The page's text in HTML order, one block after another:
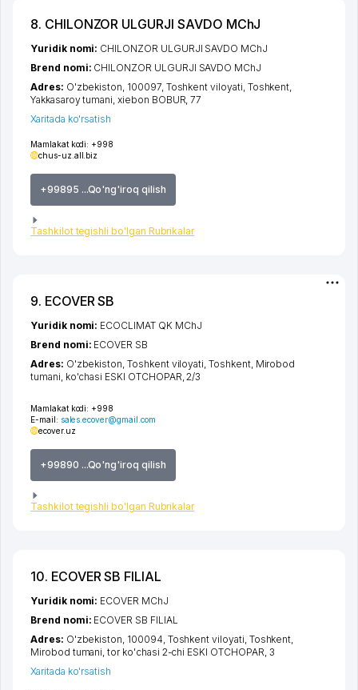
8. CHILONZOR ULGURJI SAVDO MChJ
Mamlakat kodi: +998
chus-uz.all.biz
+99895 ...Qo'ng'iroq qilish
Tashkilot tegishli bo'lgan Rubrikalar
Yuridik nomi: CHILONZOR ULGURJI SAVDO MChJ
Brend nomi: CHILONZOR ULGURJI SAVDO MChJ
Adres: O'zbekiston, 100097, Toshkent viloyati Toshkent
Yakkasaroy tumani ,xiеbon BOBUR , 77
Xaritada ko'rsatish
9. ECOVER SB
Mamlakat kodi: +998
E-mail: sales.ecover@gmail.com
ecover.uz
+99890 ...Qo'ng'iroq qilish
Tashkilot tegishli bo'lgan Rubrikalar
Yuridik nomi: ECOCLIMAT QK MChJ
Brend nomi: ECOVER SB
Adres: O'zbekiston,Toshkent viloyati ,Toshkent, Mirobod
tumani ko'chasi ESKI OTCHOPAR , 2/3
10. ECOVER SB FILIAL
Yuridik nomi: ECOVER MChJ
Brend nomi: ECOVER SB FILIAL
Adres: O'zbekiston, 100094, Toshkent viloyati Toshkent
Mirobod tumani ,tor ko'chasi 2-chi ESKI OTCHOPAR , 3
Xaritada ko'rsatish